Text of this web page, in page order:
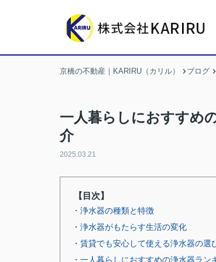
京橋の不動産｜KARIRU（カリル） ブログ
一人暮らしにおすすめ
介
2025.03.21
【目次】
・浄水器の種類と特徴
・浄水器がもたらす生活の変化
・賃貸でも安心して使える浄水器の選
・一人暮らしにおすすめの浄水器ラン